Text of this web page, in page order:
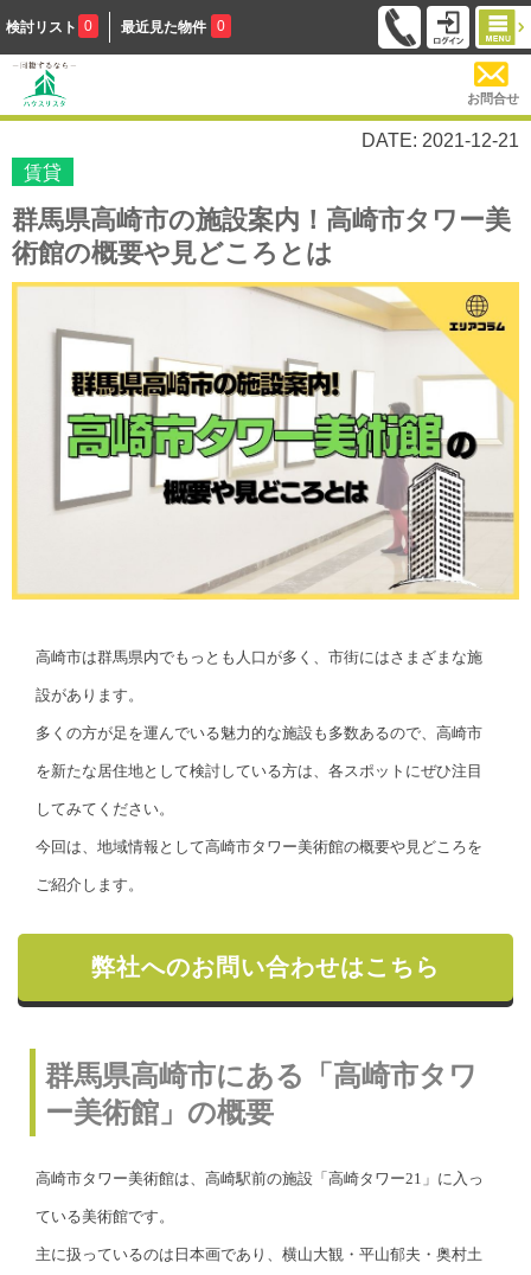
検討リスト 0 最近見た物件 0
お問合せ
DATE: 2021-12-21
賃貸
群馬県高崎市の施設案内！高崎市タワー美
術館の概要や見どころとは
高崎市は群馬県内でもっとも人口が多く、市街にはさまざまな施
設があります。
多くの方が足を運んでいる魅力的な施設も多数あるので、高崎市
を新たな居住地として検討している方は、各スポットにぜひ注目
してみてください。
今回は、地域情報として高崎市タワー美術館の概要や見どころを
ご紹介します。
弊社へのお問い合わせはこちら
群馬県高崎市にある「高崎市タワ
ー美術館」の概要
高崎市タワー美術館は、高崎駅前の施設「高崎タワー21」に入っ
ている美術館です。
主に扱っているのは日本画であり、横山大観・平山郁夫・奥村土